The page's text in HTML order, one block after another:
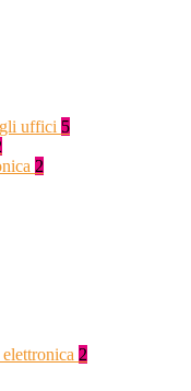
uffici 5
2
2